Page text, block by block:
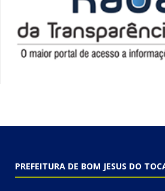
PREFEITURA DE BOM JESUS DO